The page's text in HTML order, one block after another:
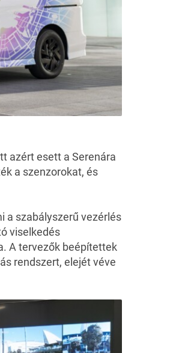
azért esett a Serenára
a szenzorokat, és
a szabályszerű vezérlés
viselkedés
A tervezők beépítettek
rendszert, elejét véve